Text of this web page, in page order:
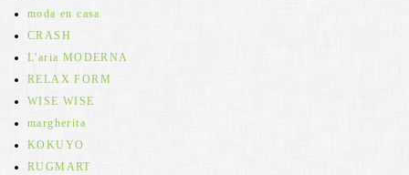
moda en casa
CRASH
L'aria MODERNA
RELAX FORM
WISE WISE
margherita
KOKUYO
RUGMART